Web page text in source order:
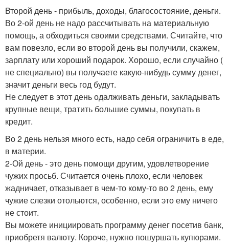
Второй день - прибыль, доходы, благосостояние, деньги.
Во 2-ой день не надо рассчитывать на материальную
помощь, а обходиться своими средствами. Считайте, что
вам повезло, если во второй день вы получили, скажем,
зарплату или хороший подарок. Хорошо, если случайно (
не специально) вы получаете какую-нибудь сумму денег,
значит деньги весь год будут.
Не следует в этот день одалживать деньги, закладывать
крупные вещи, тратить большие суммы, покупать в
кредит.
Во 2 день нельзя много есть, надо себя ограничить в еде,
в материи.
2-Ой день - это день помощи другим, удовлетворение
чужих просьб. Считается очень плохо, если человек
жадничает, отказывает в чем-то кому-то во 2 день, ему
чужие слезки отольются, особенно, если это ему ничего
не стоит.
Вы можете инициировать программу денег посетив банк,
приобретя валюту. Короче, нужно пошуршать купюрами.